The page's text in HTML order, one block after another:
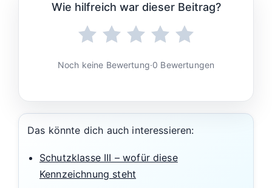
Wie hilfreich war dieser Beitrag?
Noch keine Bewertung·0 Bewertungen
Das könnte dich auch interessieren:
Schutzklasse III – wofür diese
Kennzeichnung steht